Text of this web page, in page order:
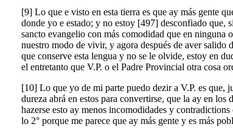
[9] Lo que e visto en esta tierra es que ay más gente
donde yo e estado; y no estoy [497] desconfiado que,
sancto evangelio con más comodidad que en ninguna
nuestro modo de vivir, y agora después de aver
que conserve esta lengua y no se le olvide, estoy en
el entretanto que V.P. o el Padre Provincial otra cosa
[10] Lo que yo de mi parte puedo dezir a V.P. es que,
dureza abrá en estos para convertirse, que la ay en
hazerse esto ay menos incomodidades y
lo 2° porque me parece que ay más gente y es más